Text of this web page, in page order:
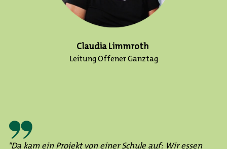
Claudia Limmroth
Leitung Offener Ganztag
"Da kam ein Projekt von einer Schule auf: Wir essen